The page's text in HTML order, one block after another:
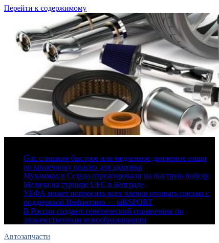
Перейти к содержимому
Gut: слишком быстрое или медленное движение пищи
по кишечнику опасно для здоровья
Мухаммад и Сехудо отреагировали на быструю победу
Медича на турнире UFC в Белграде
УЕФА может попросить всех членов отозвать письма с
поддержкой Инфантино — talkSPORT
В России создают генетический справочник по
злокачественным новообразованиям
Автозапчасти